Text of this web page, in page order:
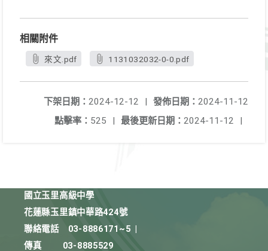
相關附件
來文.pdf 1131032032-0-0.pdf
發佈日期： 2024-11-12
下架日期： 2024-12-12
|
最後更新日期： 2024-11-12 |
點擊率： 525 |
國立玉里高級中學
花蓮縣玉里鎮中華路424號
聯絡電話
03-8886171~5
傳真
03-8885529